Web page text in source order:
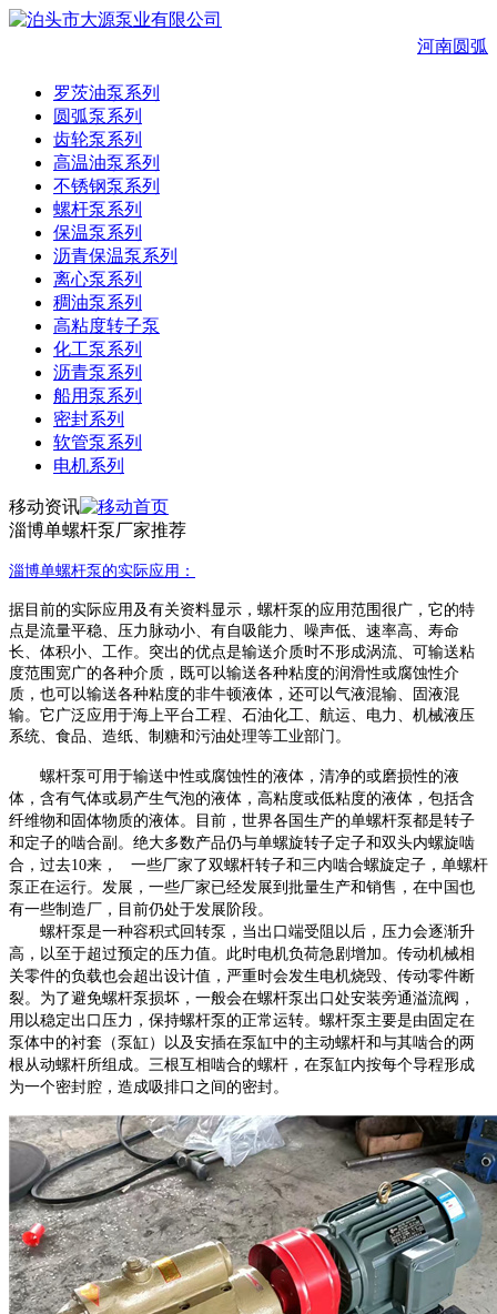
河南圆弧
罗茨油泵系列
圆弧泵系列
齿轮泵系列
高温油泵系列
不锈钢泵系列
螺杆泵系列
保温泵系列
沥青保温泵系列
离心泵系列
稠油泵系列
高粘度转子泵
化工泵系列
沥青泵系列
船用泵系列
密封系列
软管泵系列
电机系列
移动资讯
淄博单螺杆泵厂家推荐
淄博单螺杆泵的实际应用 ：
据目前的实际应用及有关资料显示，螺杆泵的应用范围很广，它的特
点是流量平稳、压力脉动小、有自吸能力、噪声低、速率高、寿命
长、体积小、工作。突出的优点是输送介质时不形成涡流、可输送粘
度范围宽广的各种介质，既可以输送各种粘度的润滑性或腐蚀性介
质，也可以输送各种粘度的非牛顿液体，还可以气液混输、固液混
输。它广泛应用于海上平台工程、石油化工、航运、电力、机械液压
系统、食品、造纸、制糖和污油处理等工业部门 。
螺杆泵可用于输送中性或腐蚀性的液体，清净的或磨损性的液
体，含有气体或易产生气泡的液体，高粘度或低粘度的液体，包括含
纤维物和固体物质的液体。目前，世界各国生产的单螺杆泵都是转子
和定子的啮合副。绝大多数产品仍与单螺旋转子定子和双头内螺旋啮
合，过去10来， 一些厂家了双螺杆转子和三内啮合螺旋定子，单螺杆
泵正在运行。发展，一些厂家已经发展到批量生产和销售，在中国也
有一些制造厂，目前仍处于发展阶段。
螺杆泵是一种容积式回转泵，当出口端受阻以后，压力会逐渐升
高，以至于超过预定的压力值。此时电机负荷急剧增加。传动机械相
关零件的负载也会超出设计值，严重时会发生电机烧毁、传动零件断
裂。为了避免螺杆泵损坏，一般会在螺杆泵出口处安装旁通溢流阀，
用以稳定出口压力，保持螺杆泵的正常运转。螺杆泵主要是由固定在
泵体中的衬套（泵缸）以及安插在泵缸中的主动螺杆和与其啮合的两
根从动螺杆所组成。三根互相啮合的螺杆，在泵缸内按每个导程形成
为一个密封腔，造成吸排口之间的密封。